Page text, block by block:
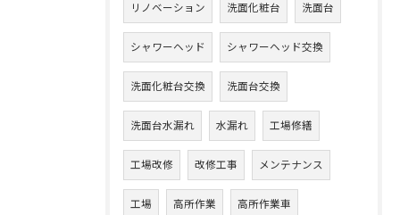
リノベーション 洗面化粧台 洗面台
シャワーヘッド シャワーヘッド交換
洗面化粧台交換 洗面台交換
洗面台水漏れ 水漏れ 工場修繕
工場改修 改修工事 メンテナンス
工場 高所作業 高所作業車